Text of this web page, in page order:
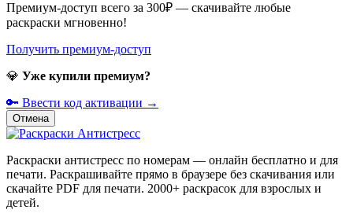
Премиум-доступ всего за 300₽ — скачивайте любые
раскраски мгновенно!
Получить премиум-доступ
💎 Уже купили премиум?
🔑 Ввести код активации →
Отмена
Раскраски антистресс по номерам — онлайн бесплатно и для
печати. Раскрашивайте прямо в браузере без скачивания или
скачайте PDF для печати. 2000+ раскрасок для взрослых и
детей.